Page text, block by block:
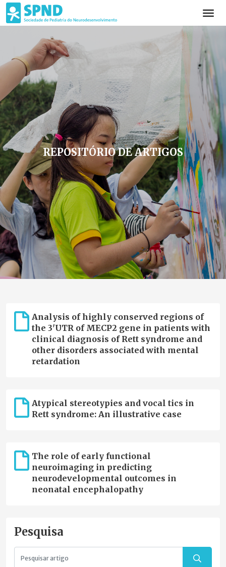
REPOSITÓRIO DE ARTIGOS
Analysis of highly conserved regions of
the 3'UTR of MECP2 gene in patients with
clinical diagnosis of Rett syndrome and
other disorders associated with mental
retardation
Atypical stereotypies and vocal tics in
Rett syndrome: An illustrative case
The role of early functional
neuroimaging in predicting
neurodevelopmental outcomes in
neonatal encephalopathy
Pesquisa